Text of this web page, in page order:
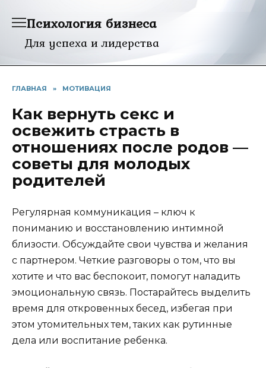
Психология бизнеса
Для успеха и лидерства
ГЛАВНАЯ » МОТИВАЦИЯ
Как вернуть секс и
освежить страсть в
отношениях после родов —
советы для молодых
родителей
Регулярная коммуникация – ключ к
пониманию и восстановлению интимной
близости. Обсуждайте свои чувства и желания
с партнером. Четкие разговоры о том, что вы
хотите и что вас беспокоит, помогут наладить
эмоциональную связь. Постарайтесь выделить
время для откровенных бесед, избегая при
этом утомительных тем, таких как рутинные
дела или воспитание ребенка.